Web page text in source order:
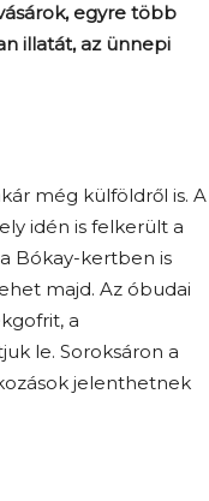
egyre több
illatát, az ünnepi
még külföldről is. A
idén is felkerült a
Bókay-kertben is
majd. Az óbudai
a
le. Soroksáron a
jelenthetnek